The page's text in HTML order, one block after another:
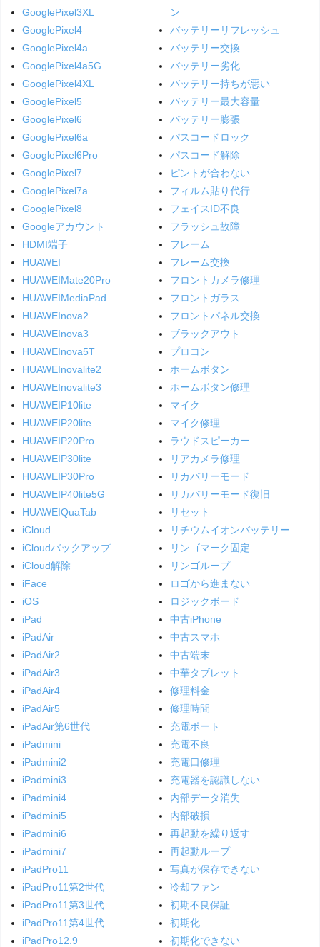
GooglePixel3XL
GooglePixel4
GooglePixel4a
GooglePixel4a5G
GooglePixel4XL
GooglePixel5
GooglePixel6
GooglePixel6a
GooglePixel6Pro
GooglePixel7
GooglePixel7a
GooglePixel8
Googleアカウント
HDMI端子
HUAWEI
HUAWEIMate20Pro
HUAWEIMediaPad
HUAWEInova2
HUAWEInova3
HUAWEInova5T
HUAWEInovalite2
HUAWEInovalite3
HUAWEIP10lite
HUAWEIP20lite
HUAWEIP20Pro
HUAWEIP30lite
HUAWEIP30Pro
HUAWEIP40lite5G
HUAWEIQuaTab
iCloud
iCloudバックアップ
iCloud解除
iFace
iOS
iPad
iPadAir
iPadAir2
iPadAir3
iPadAir4
iPadAir5
iPadAir第6世代
iPadmini
iPadmini2
iPadmini3
iPadmini4
iPadmini5
iPadmini6
iPadmini7
iPadPro11
iPadPro11第2世代
iPadPro11第3世代
iPadPro11第4世代
iPadPro12.9
ン
バッテリーリフレッシュ
バッテリー交換
バッテリー劣化
バッテリー持ちが悪い
バッテリー最大容量
バッテリー膨張
パスコードロック
パスコード解除
ピントが合わない
フィルム貼り代行
フェイスID不良
フラッシュ故障
フレーム
フレーム交換
フロントカメラ修理
フロントガラス
フロントパネル交換
ブラックアウト
プロコン
ホームボタン
ホームボタン修理
マイク
マイク修理
ラウドスピーカー
リアカメラ修理
リカバリーモード
リカバリーモード復旧
リセット
リチウムイオンバッテリー
リンゴマーク固定
リンゴループ
ロゴから進まない
ロジックボード
中古iPhone
中古スマホ
中古端末
中華タブレット
修理料金
修理時間
充電ポート
充電不良
充電口修理
充電器を認識しない
内部データ消失
内部破損
再起動を繰り返す
再起動ループ
写真が保存できない
冷却ファン
初期不良保証
初期化
初期化できない